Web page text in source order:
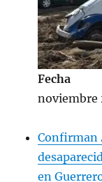
Fecha
noviembre
Confirman
en